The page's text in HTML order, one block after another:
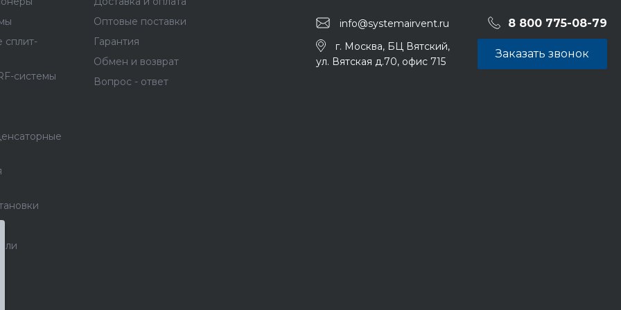
системы
Оптовые поставки
Гарантия
Обмен и возврат
Вопрос - ответ
info@systemairvent.ru 8 800 775-08-79
г. Москва, БЦ Вятский,
ул. Вятская д.70, офис 715
Заказать звонок